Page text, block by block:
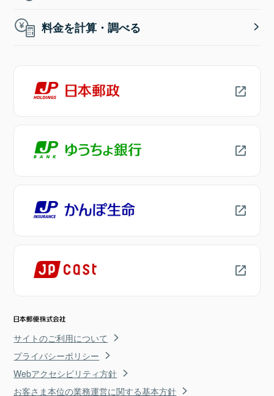
料金を計算・調べる
サイトのご利用について
プライバシーポリシー
Webアクセシビリティ方針
お客さま本位の業務運営に関する基本方針